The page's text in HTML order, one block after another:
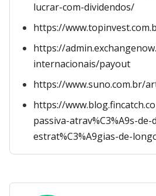
lucrar-com-dividendos/
https://
https://
internacionais/payout
https://www.suno.com.br/
https://
passiva-atrav%C3%A9s-
estrat%C3%A9gias-de-